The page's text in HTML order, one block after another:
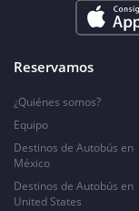
Reservamos
¿Quiénes somos?
Equipo
Destinos de Autobús en
México
Destinos de Autobús en
United States